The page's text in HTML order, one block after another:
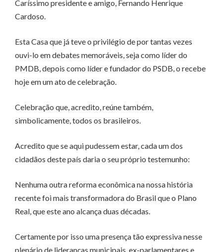
Caríssimo presidente e amigo, Fernando Henrique
Cardoso.
Esta Casa que já teve o privilégio de por tantas vezes
ouvi-lo em debates memoráveis, seja como líder do
PMDB, depois como líder e fundador do PSDB, o recebe
hoje em um ato de celebração.
Celebração que, acredito, reúne também,
simbolicamente, todos os brasileiros.
Acredito que se aqui pudessem estar, cada um dos
cidadãos deste país daria o seu próprio testemunho:
Nenhuma outra reforma econômica na nossa história
recente foi mais transformadora do Brasil que o Plano
Real, que este ano alcança duas décadas.
Certamente por isso uma presença tão expressiva nesse
plenário de lideranças municipais, ex-parlamentares e